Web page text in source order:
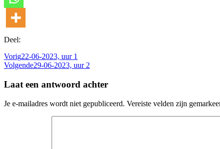
Deel:
Vorig22-06-2023, uur 1
Volgende29-06-2023, uur 2
Laat een antwoord achter
Je e-mailadres wordt niet gepubliceerd. Vereiste velden zijn